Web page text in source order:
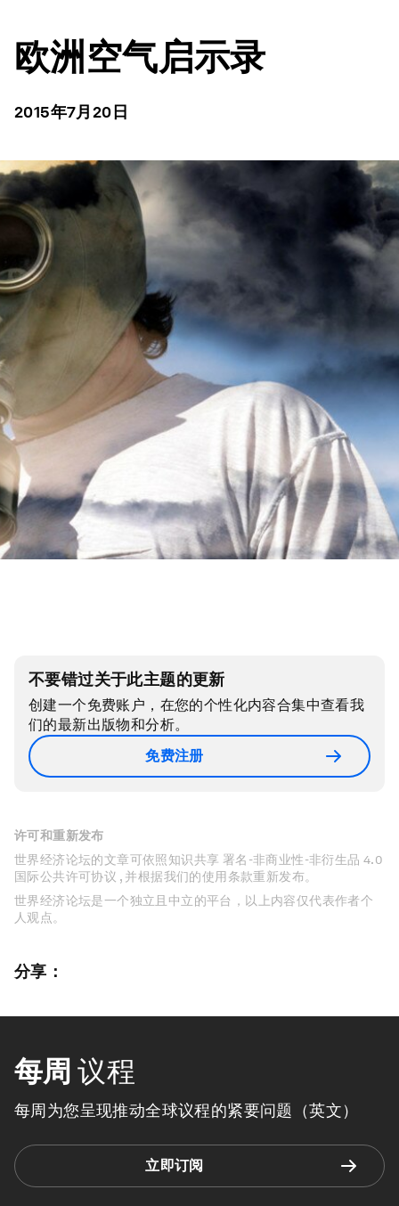
欧洲空气启示录
2015年7月20日
不要错过关于此主题的更新
创建一个免费账户，在您的个性化内容合集中查看我
们的最新出版物和分析。
免费注册
许可和重新发布
世界经济论坛的文章可依照知识共享 署名-非商业性-非衍生品 4.0
国际公共许可协议 , 并根据我们的使用条款重新发布。
世界经济论坛是一个独立且中立的平台，以上内容仅代表作者个
人观点。
分享：
每周 议程
每周为您呈现推动全球议程的紧要问题（英文）
立即订阅